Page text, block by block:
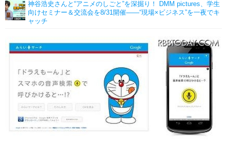
神谷浩史さんと“アニメのしごと”を深掘り！ DMM pictures、学生
向けセミナー＆交流会を8/31開催――“現場×ビジネス”を一夜でキ
ャッチ